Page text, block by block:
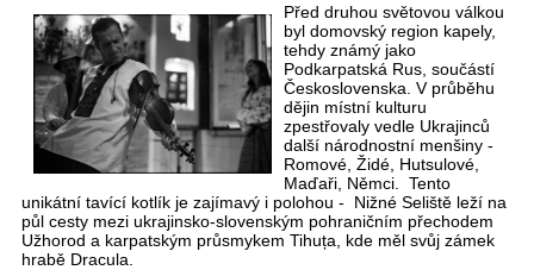
Před druhou světovou válkou
byl domovský region kapely,
tehdy známý jako
Podkarpatská Rus, součástí
Československa. V průběhu
dějin místní kulturu
zpestřovaly vedle Ukrajinců
další národnostní menšiny -
Romové, Židé, Hutsulové,
Maďaři, Němci. Tento
unikátní tavící kotlík je zajímavý i polohou - Nižné Seliště leží na
půl cesty mezi ukrajinsko-slovenským pohraničním přechodem
Užhorod a karpatským průsmykem Tihuța, kde měl svůj zámek
hrabě Dracula.